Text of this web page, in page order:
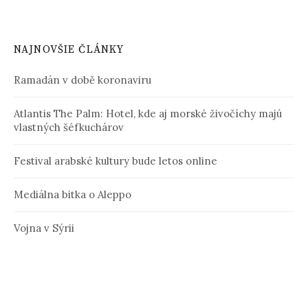
NAJNOVŠIE ČLÁNKY
Ramadán v době koronaviru
Atlantis The Palm: Hotel, kde aj morské živočíchy majú
vlastných šéfkuchárov
Festival arabské kultury bude letos online
Mediálna bitka o Aleppo
Vojna v Sýrii